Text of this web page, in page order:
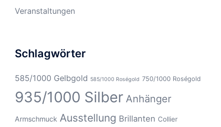
Veranstaltungen
Schlagwörter
585/1000 Gelbgold 585/1000 Roségold 750/1000 Roségold
935/1000 Silber Anhänger
Armschmuck Ausstellung Brillanten Collier